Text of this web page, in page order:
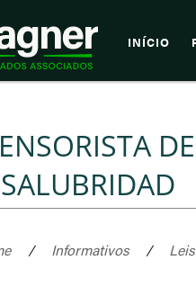
INÍCIO
/ Informativos /